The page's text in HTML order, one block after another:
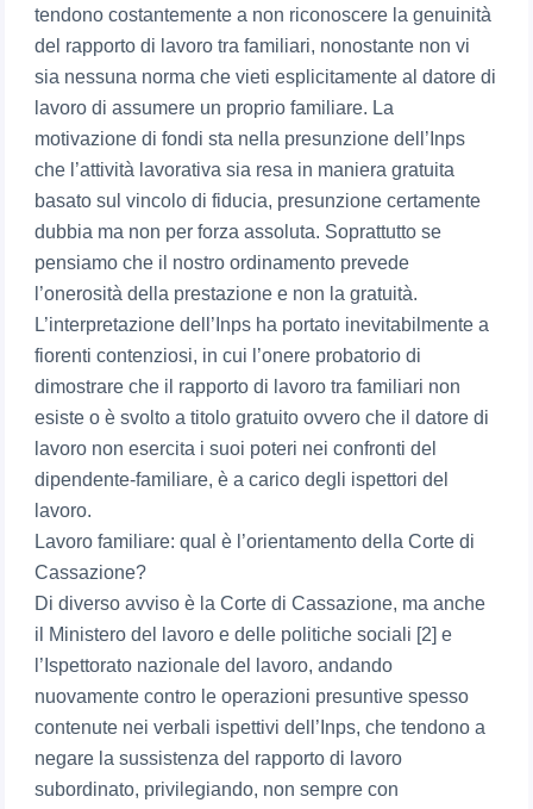
tendono costantemente a non riconoscere la genuinità
del rapporto di lavoro tra familiari, nonostante non vi
sia nessuna norma che vieti esplicitamente al datore di
lavoro di assumere un proprio familiare. La
motivazione di fondi sta nella presunzione dell’Inps
che l’attività lavorativa sia resa in maniera gratuita
basato sul vincolo di fiducia, presunzione certamente
dubbia ma non per forza assoluta. Soprattutto se
pensiamo che il nostro ordinamento prevede
l’onerosità della prestazione e non la gratuità.
L’interpretazione dell’Inps ha portato inevitabilmente a
fiorenti contenziosi, in cui l’onere probatorio di
dimostrare che il rapporto di lavoro tra familiari non
esiste o è svolto a titolo gratuito ovvero che il datore di
lavoro non esercita i suoi poteri nei confronti del
dipendente-familiare, è a carico degli ispettori del
lavoro.
Lavoro familiare: qual è l’orientamento della Corte di
Cassazione?
Di diverso avviso è la Corte di Cassazione, ma anche
il Ministero del lavoro e delle politiche sociali [2] e
l’Ispettorato nazionale del lavoro, andando
nuovamente contro le operazioni presuntive spesso
contenute nei verbali ispettivi dell’Inps, che tendono a
negare la sussistenza del rapporto di lavoro
subordinato, privilegiando, non sempre con